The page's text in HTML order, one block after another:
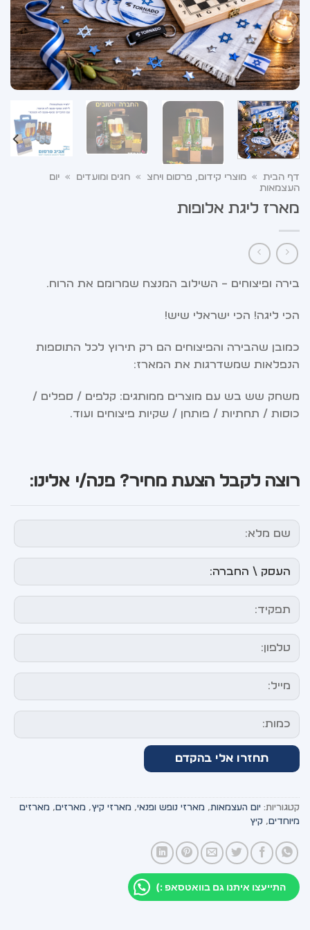
דף הבית » מוצרי קידום, פרסום ויחצ » חגים ומועדים »
יום
העצמאות
מארז ליגת אלופות
בירה ופיצוחים – השילוב המנצח שמרומם את הרוח.
הכי ליגה! הכי ישראלי שיש!
כמובן שהבירה והפיצוחים הם רק תירוץ לכל התוספות
הנפלאות שמשדרגות את המארז:
משחק שש בש עם מוצרים ממותגים: קלפים / ספלים /
כוסות / תחתיות / פותחן / שקיות פיצוחים ועוד…
רוצה לקבל הצעת מחיר? פנה/י אלינו:
קטגוריות: יום העצמאות, מארזי נופש ופנאי, מארזי קיץ, מארזים , מארזים
מיוחדים , קיץ
התייעצו איתנו גם בוואטסאפ :)